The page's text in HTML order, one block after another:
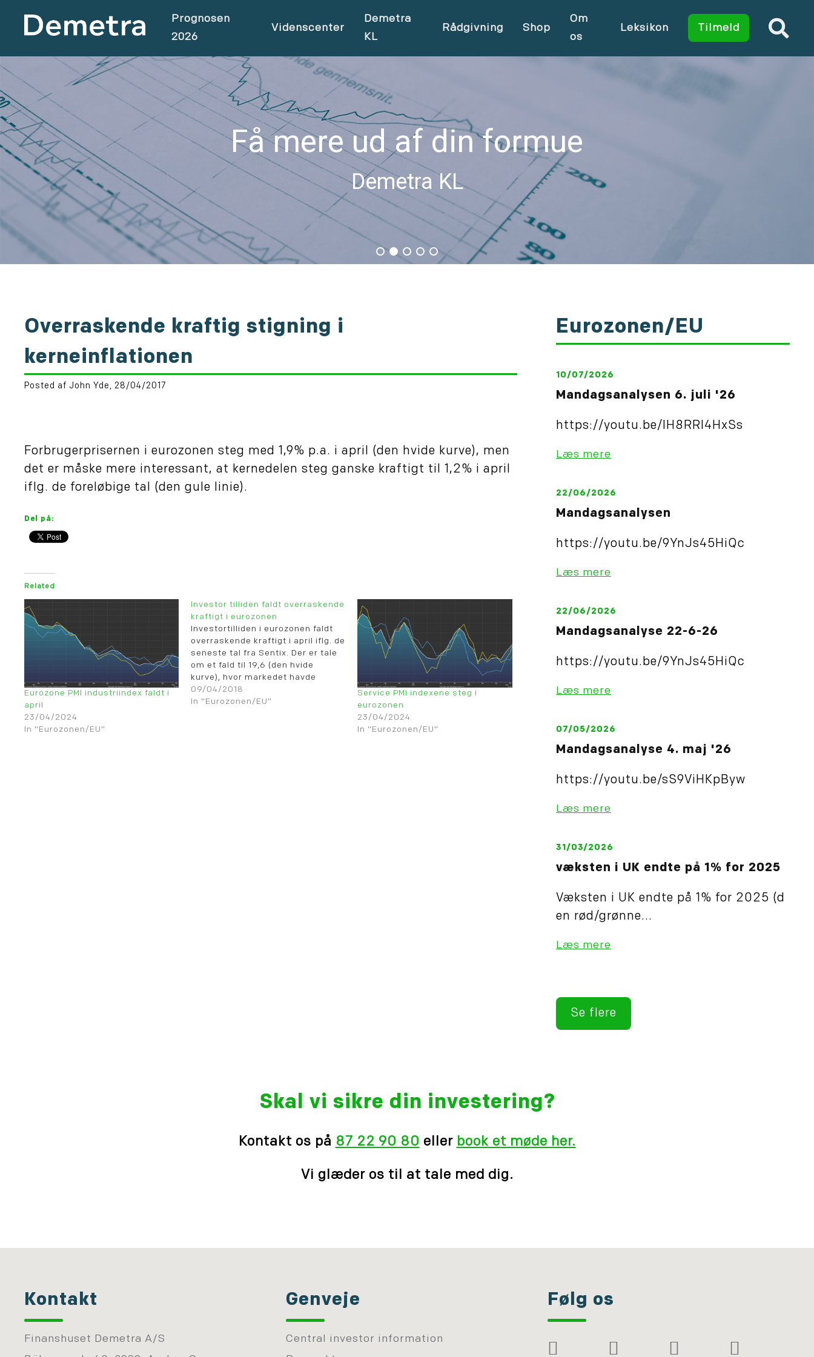
Prognosen
2026
Videnscenter
Demetra
KL
Rådgivning Shop
Om
os
Leksikon Tilmeld
Få mere ud af din formue
Demetra KL
Overraskende kraftig stigning i
kerneinflationen
Posted af John Yde, 28/04/2017
Forbrugerprisernen i eurozonen steg med 1,9% p.a. i april (den hvide kurve), men
det er måske mere interessant, at kernedelen steg ganske kraftigt til 1,2% i april
iflg. de foreløbige tal (den gule linie).
Del på:
Related
Eurozone PMI industriindex faldt i
april
23/04/2024
In "Eurozonen/EU"
Investor tilliden faldt overraskende
kraftigt i eurozonen
Investortilliden i eurozonen faldt
overraskende kraftigt i april iflg. de
seneste tal fra Sentix. Der er tale
om et fald til 19,6 (den hvide
kurve), hvor markedet havde
forventet et mindre fald til 20,8.
09/04/2018
In "Eurozonen/EU"
Service PMI indexene steg i
eurozonen
23/04/2024
In "Eurozonen/EU"
Eurozonen/EU
10/07/2026
Mandagsanalysen 6. juli '26
https://youtu.be/IH8RRl4HxSs
Læs mere
22/06/2026
Mandagsanalysen
https://youtu.be/9YnJs45HiQc
Læs mere
22/06/2026
Mandagsanalyse 22-6-26
https://youtu.be/9YnJs45HiQc
Læs mere
07/05/2026
Mandagsanalyse 4. maj '26
https://youtu.be/sS9ViHKpByw
Læs mere
31/03/2026
væksten i UK endte på 1% for 2025
Væksten i UK endte på 1% for 2025 (d
en rød/grønne...
Læs mere
Se flere
Skal vi sikre din investering?
Kontakt os på 87 22 90 80 eller book et møde her.
Vi glæder os til at tale med dig.
Kontakt
Finanshuset Demetra A/S
Genveje
Central investor information
Følg os